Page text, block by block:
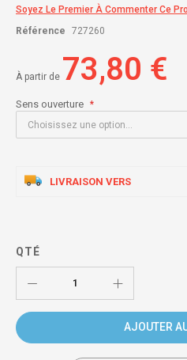
of
images
Soyez Le Premier À Commenter Ce
Référence
727260
À partir de 73,80 €
Sens ouverture
LIVRAISON VERS
QTÉ
AJOUTER